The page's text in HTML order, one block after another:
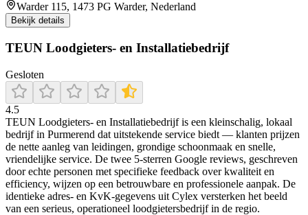
Warder 115, 1473 PG Warder, Nederland
Bekijk details
TEUN Loodgieters- en Installatiebedrijf
Gesloten
4.5
TEUN Loodgieters‑ en Installatiebedrijf is een kleinschalig, lokaal
bedrijf in Purmerend dat uitstekende service biedt — klanten prijzen
de nette aanleg van leidingen, grondige schoonmaak en snelle,
vriendelijke service. De twee 5‑sterren Google reviews, geschreven
door echte personen met specifieke feedback over kwaliteit en
efficiency, wijzen op een betrouwbare en professionele aanpak. De
identieke adres- en KvK‑gegevens uit Cylex versterken het beeld
van een serieus, operationeel loodgietersbedrijf in de regio.